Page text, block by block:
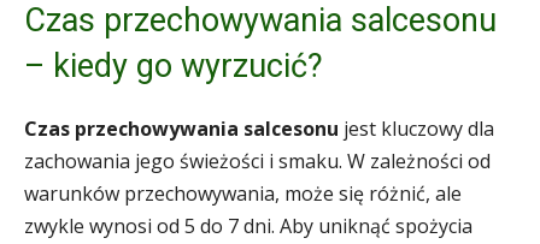
Czas przechowywania salcesonu
– kiedy go wyrzucić?
Czas przechowywania salcesonu jest kluczowy dla
zachowania jego świeżości i smaku. W zależności od
warunków przechowywania, może się różnić, ale
zwykle wynosi od 5 do 7 dni. Aby uniknąć spożycia